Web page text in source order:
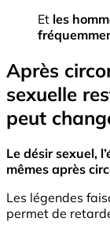
Et les
Après
sexuelle
peut
Le désir sexuel,
mêmes après
Les légendes
permet de